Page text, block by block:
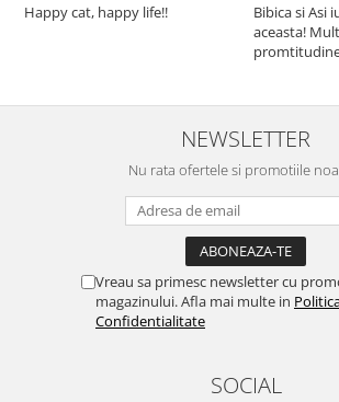
Happy cat, happy life!!
Bibica si Asi
aceasta!
NEWSLETTER
Nu rata ofertele si promotiile
Vreau sa primesc newsletter cu
magazinului. Afla mai multe in
Confidentialitate
SOCIAL